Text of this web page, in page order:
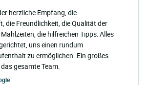
herzliche Empfang, die
die Freundlichkeit, die Qualität der
die hilfreichen Tipps: Alles
uns einen rundum
zu ermöglichen. Ein großes
gesamte Team.